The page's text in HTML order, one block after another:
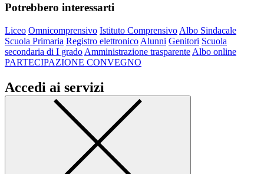
Potrebbero interessarti
Liceo Omnicomprensivo Istituto Comprensivo Albo Sindacale
Scuola Primaria Registro elettronico Alunni Genitori Scuola
secondaria di I grado Amministrazione trasparente Albo online
PARTECIPAZIONE CONVEGNO
Accedi ai servizi